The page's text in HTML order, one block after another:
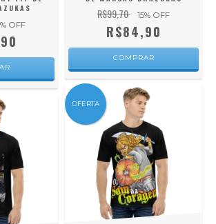
% OFF
R$99,70 15% OFF
R$84,90
COMPRAR
OFERTA